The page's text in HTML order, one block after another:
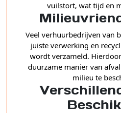
vuilstort, wat tijd en
Veel verhuurbedrijven van
juiste verwerking en
wordt verzameld.
duurzame manier van
milieu te